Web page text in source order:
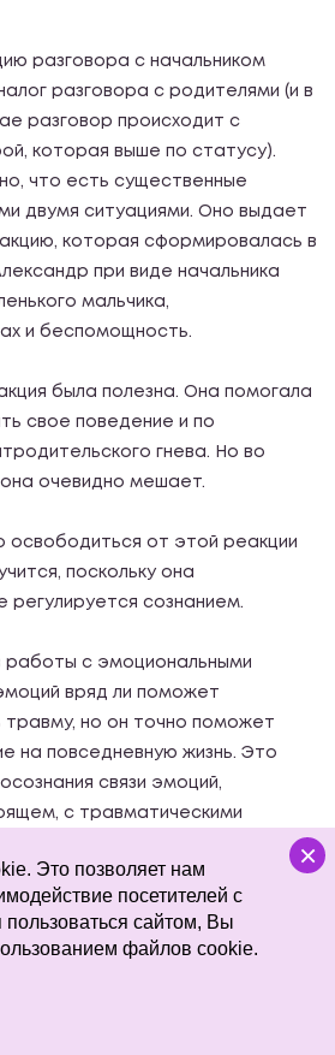
разговора с начальником
разговора с родителями (и в
разговор происходит с
которая выше по статусу).
что есть существенные
двумя ситуациями. Оно выдает
которая сформировалась в
при виде начальника
мальчика,
и беспомощность.
была полезна. Она помогала
свое поведение и по
гнева. Но во
очевидно мешает.
освободиться от этой реакции
поскольку она
регулируется сознанием.
работы с эмоциональными
вряд ли поможет
травму, но он точно поможет
на повседневную жизнь. Это
связи эмоций,
с травматическими
дневника эмоций, этот
ежедневную работу. Если Вы
эмоций в настоящем с
это может ничего не поменять.
в результате регулярной
×
Это позволяет нам
посетителей с
сайтом, Вы
файлов cookie.